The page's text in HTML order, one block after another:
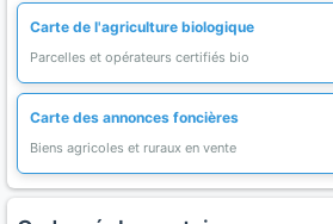
Carte de l'agriculture biologique
Parcelles et opérateurs certifiés bio
Carte des annonces foncières
Biens agricoles et ruraux en vente